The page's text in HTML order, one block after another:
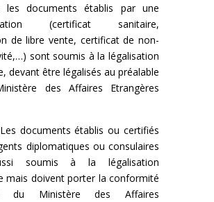
les documents établis par une
(certificat sanitaire,
de libre vente, certificat de non-
sont soumis à la légalisation
devant être légalisés au préalable
des Affaires Etrangères
documents établis ou certifiés
diplomatiques ou consulaires
soumis à la légalisation
mais doivent porter la conformité
du Ministère des Affaires